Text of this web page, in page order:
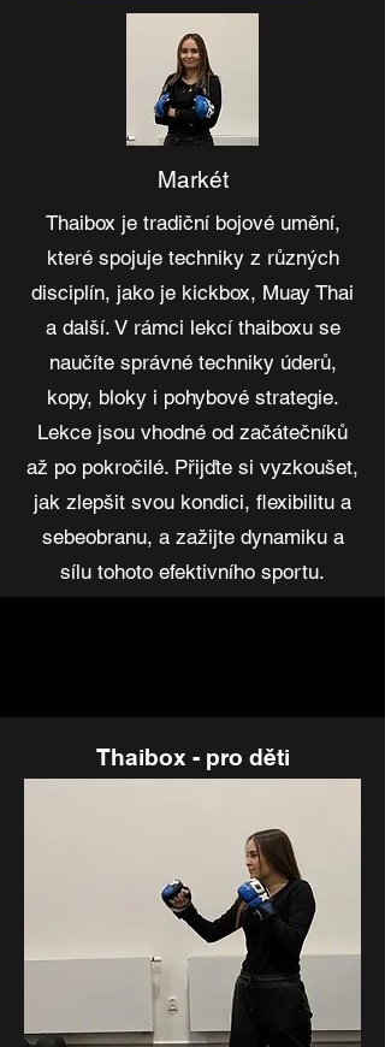
Markét
Thaibox je tradiční bojové umění,
které spojuje techniky z různých
disciplín, jako je kickbox, Muay Thai
a další. V rámci lekcí thaiboxu se
naučíte správné techniky úderů,
kopy, bloky i pohybové strategie.
Lekce jsou vhodné od začátečníků
až po pokročilé. Přijďte si vyzkoušet,
jak zlepšit svou kondici, flexibilitu a
sebeobranu, a zažijte dynamiku a
sílu tohoto efektivního sportu.
Thaibox - pro děti